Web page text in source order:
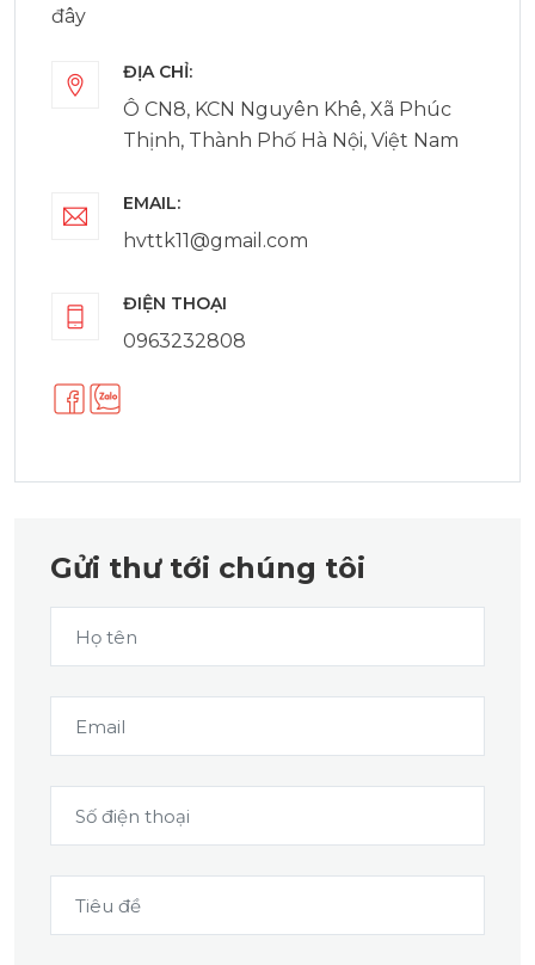
đây
ĐỊA CHỈ:
Ô CN8, KCN Nguyên Khê, Xã Phúc
Thịnh, Thành Phố Hà Nội, Việt Nam
EMAIL:
hvttk11@gmail.com
ĐIỆN THOẠI
0963232808
Gửi thư tới chúng tôi